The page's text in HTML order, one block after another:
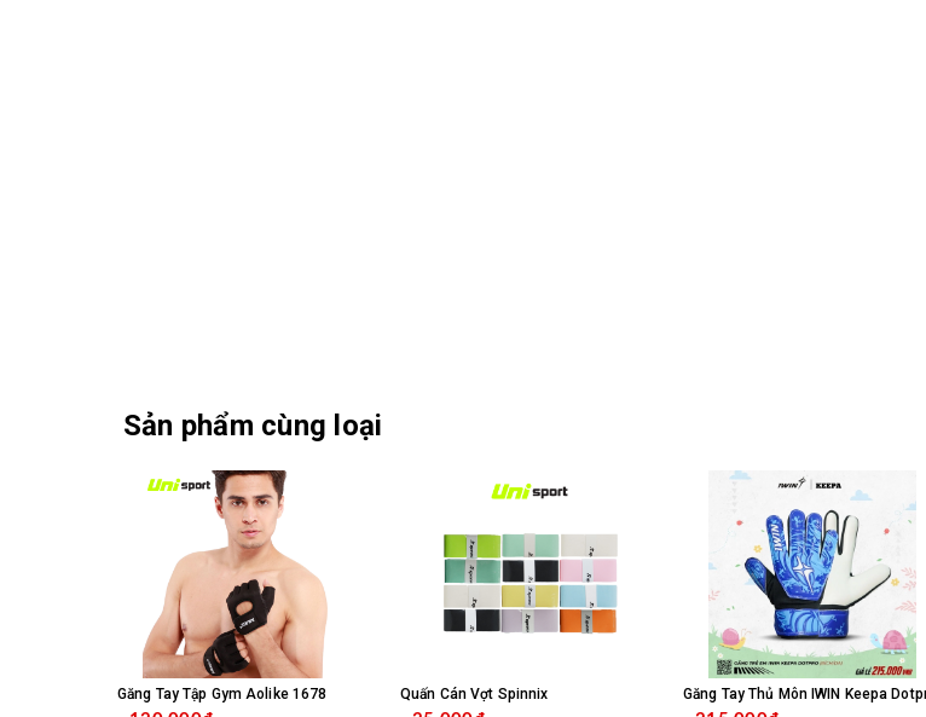
Sản phẩm cùng loại
Găng Tay Tập Gym Aolike 1678 Quấn Cán Vợt Spinnix